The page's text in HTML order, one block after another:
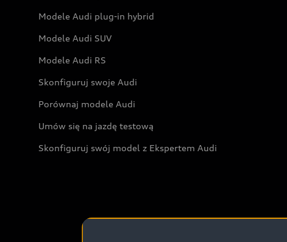
Modele Audi plug-in hybrid
Modele Audi SUV
Modele Audi RS
Skonfiguruj swoje Audi
Porównaj modele Audi
Umów się na jazdę testową
Skonfiguruj swój model z Ekspertem Audi